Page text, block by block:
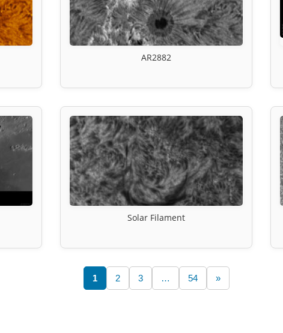
AR2882
Solar Filament
1 2 3 … 54 »